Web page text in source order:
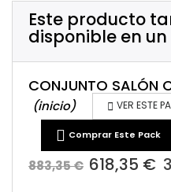
Este producto
disponible en
CONJUNTO SALÓN
(inicio)  VER ESTE
 Comprar Este Pack
883,35 € 618,35 €